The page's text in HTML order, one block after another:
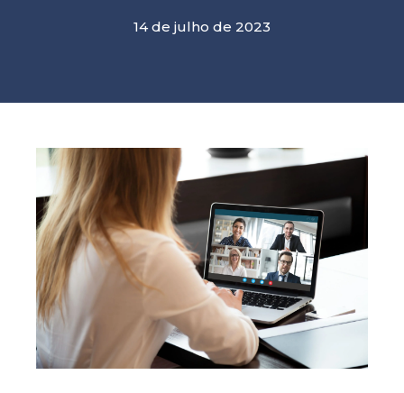
14 de julho de 2023